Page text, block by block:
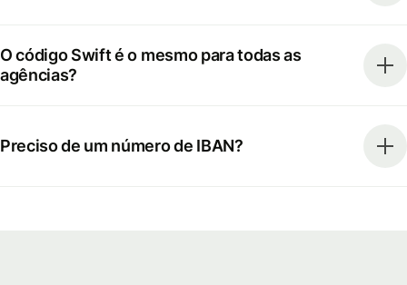
O código Swift é o mesmo para todas as
agências?
Preciso de um número de IBAN?